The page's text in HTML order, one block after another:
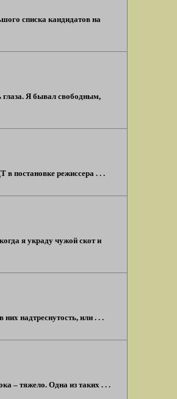
списка кандидатов на
глаза. Я бывал свободным,
в постановке режиссера . . .
я украду чужой скот и
надтреснутость, или . . .
– тяжело. Одна из таких . . .